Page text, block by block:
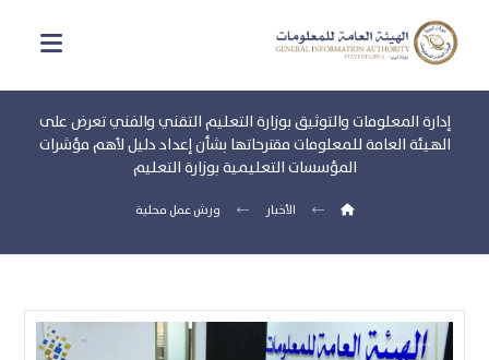
إدارة المعلومات والتوثيق بوزارة التعليم التقني والفني تعرض على
الهيئة العامة للمعلومات مقترحاتها بشأن إعداد دليل لأهم مؤشرات
المؤسسات التعليمية بوزارة التعليم
الأخبار ورش عمل محلية